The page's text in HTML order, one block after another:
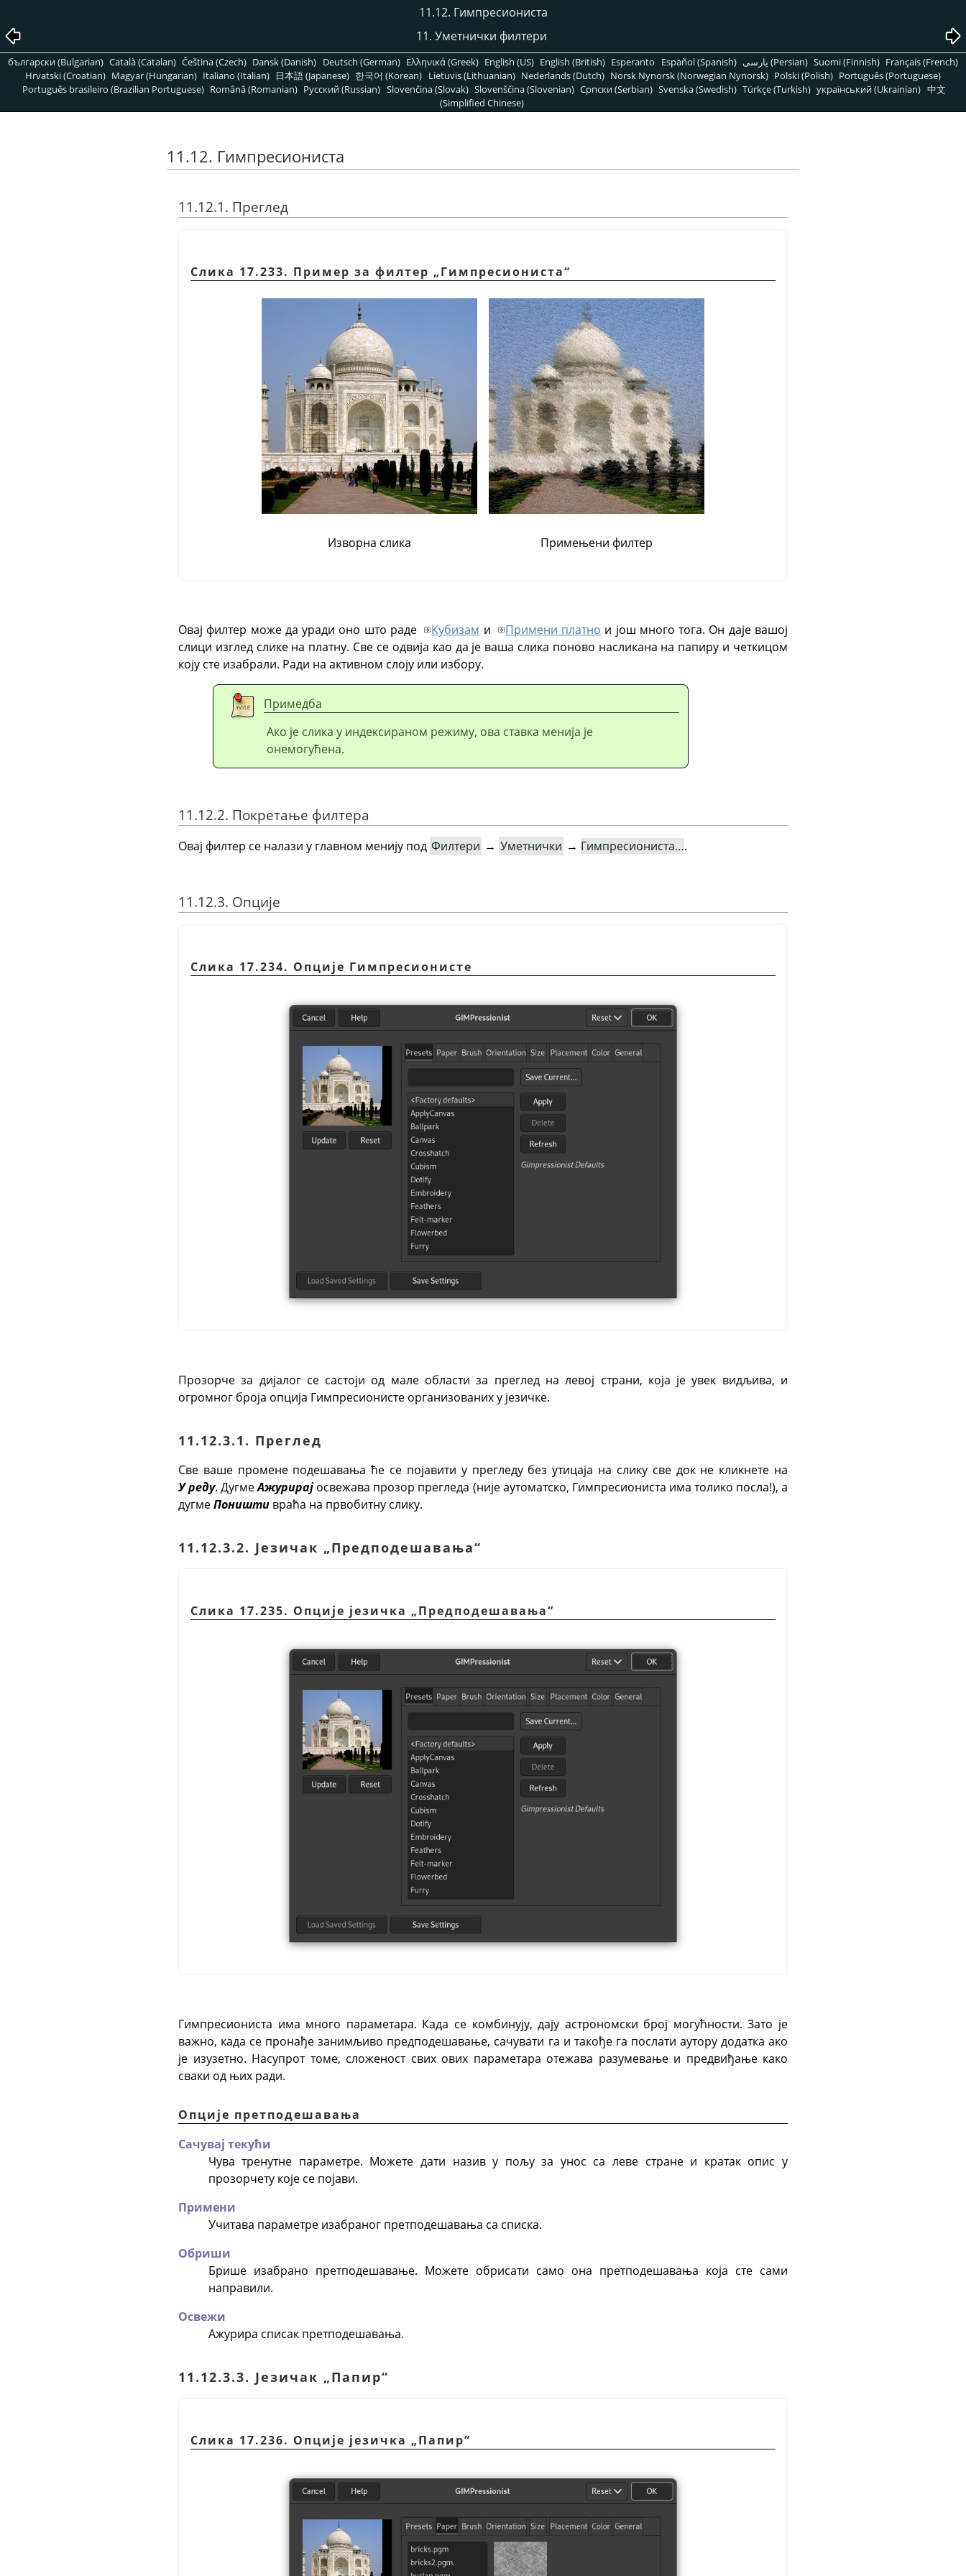
11.12. Гимпресиониста
11. Уметнички филтери
български (Bulgarian) Català (Catalan) Čeština (Czech) Dansk (Danish) Deutsch (German) Ελληνικά (Greek) English (US) English (British) Esperanto Español (Spanish) پارسی (Persian) Suomi (Finnish) Français (French)
Hrvatski (Croatian) Magyar (Hungarian) Italiano (Italian) 日本語 (Japanese) 한국어 (Korean) Lietuvis (Lithuanian) Nederlands (Dutch) Norsk Nynorsk (Norwegian Nynorsk) Polski (Polish) Português (Portuguese)
Português brasileiro (Brazilian Portuguese) Română (Romanian) Pусский (Russian) Slovenčina (Slovak) Slovenščina (Slovenian) Српски (Serbian) Svenska (Swedish) Türkçe (Turkish) український (Ukrainian) 中文
(Simplified Chinese)
11.12. Гимпресиониста
11.12.1. Преглед
Слика 17.233. Пример за филтер „Гимпресиониста“
Изворна слика Примењени филтер
Овај филтер може да уради оно што раде Кубизам и Примени платно и још много тога. Он даје вашој
слици изглед слике на платну. Све се одвија као да је ваша слика поново насликана на папиру и четкицом
коју сте изабрали. Ради на активном слоју или избору.
Примедба
Ако је слика у индексираном режиму, ова ставка менија је
онемогућена.
11.12.2. Покретање филтера
Овај филтер се налази у главном менију под Филтери → Уметнички → Гимпресиониста….
11.12.3. Опције
Слика 17.234. Опције Гимпресионисте
Прозорче за дијалог се састоји од мале области за преглед на левој страни, која је увек видљива, и
огромног броја опција Гимпресионисте организованих у језичке.
11.12.3.1. Преглед
Све ваше промене подешавања ће се појавити у прегледу без утицаја на слику све док не кликнете на
У реду. ДугмеАжурирај освежава прозор прегледа (није аутоматско, Гимпресиониста има толико посла!), а
дугмеПоништи враћа на првобитну слику.
11.12.3.2. Језичак „Предподешавања“
Слика 17.235. Опције језичка „Предподешавања“
Гимпресиониста има много параметара. Када се комбинују, дају астрономски број могућности. Зато је
важно, када се пронађе занимљиво предподешавање, сачувати га и такође га послати аутору додатка ако
је изузетно. Насупрот томе, сложеност свих ових параметара отежава разумевање и предвиђање како
сваки од њих ради.
Опције претподешавања
Сачувај текући
Чува тренутне параметре. Можете дати назив у пољу за унос са леве стране и кратак опис у
прозорчету које се појави.
Примени
Учитава параметре изабраног претподешавања са списка.
Обриши
Брише изабрано претподешавање. Можете обрисати само она претподешавања која сте сами
направили.
Освежи
Ажурира списак претподешавања.
11.12.3.3. Језичак „Папир“
Слика 17.236. Опције језичка „Папир“